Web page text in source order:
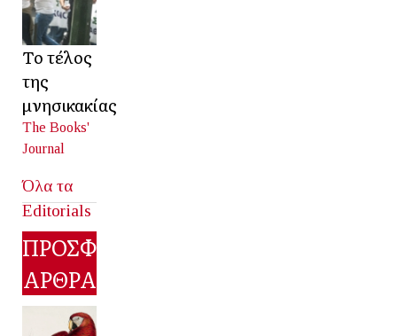
Το τέλος
της
μνησικακίας
The Books'
Journal
Όλα τα
Editorials
ΠΡΟΣΦΑΤΑ
ΑΡΘΡΑ